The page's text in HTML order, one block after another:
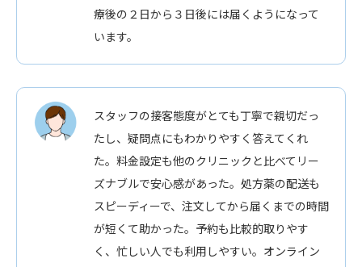
療後の２日から３日後には届くようになって
います。
スタッフの接客態度がとても丁寧で親切だっ
たし、疑問点にもわかりやすく答えてくれ
た。料金設定も他のクリニックと比べてリー
ズナブルで安心感があった。処方薬の配送も
スピーディーで、注文してから届くまでの時間
が短くて助かった。予約も比較的取りやす
く、忙しい人でも利用しやすい。オンライン